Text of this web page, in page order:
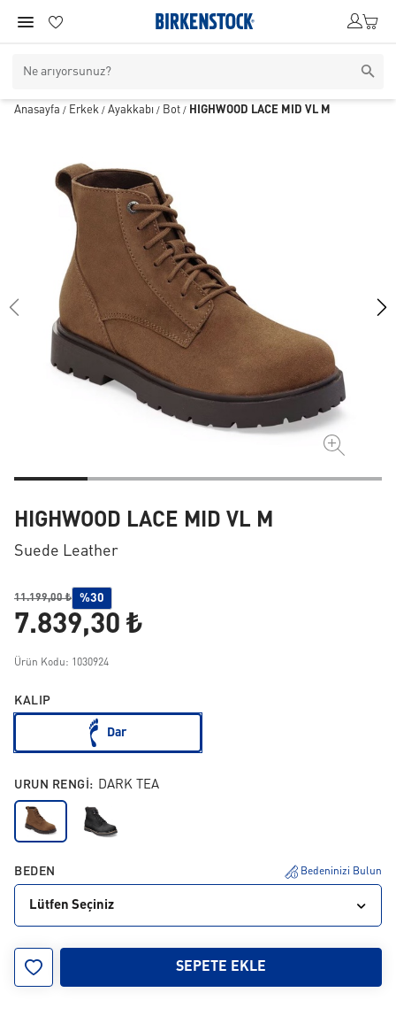
Anasayfa / Erkek / Ayakkabı / Bot / HIGHWOOD LACE MID VL M
HIGHWOOD LACE MID VL M
Suede Leather
11.199,00 ₺ %30
7.839,30 ₺
Ürün Kodu: 1030924
KALIP
Dar
URUN RENGI: DARK TEA
BEDEN Bedeninizi Bulun
Lütfen Seçiniz
SEPETE EKLE